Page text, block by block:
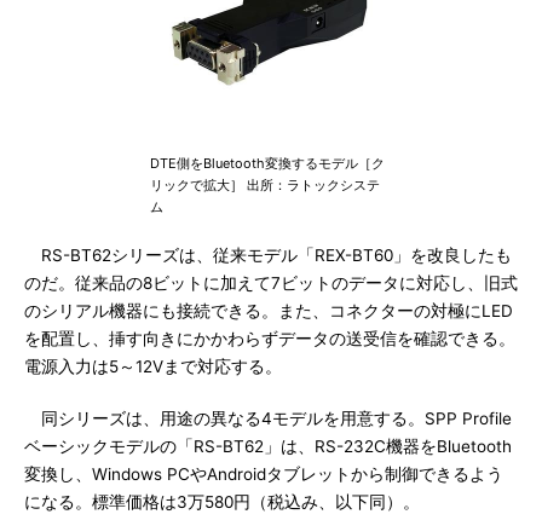
DTE側をBluetooth変換するモデル［ク
リックで拡大］ 出所：ラトックシステ
ム
RS-BT62シリーズは、従来モデル「REX-BT60」を改良したも
のだ。従来品の8ビットに加えて7ビットのデータに対応し、旧式
のシリアル機器にも接続できる。また、コネクターの対極にLED
を配置し、挿す向きにかかわらずデータの送受信を確認できる。
電源入力は5～12Vまで対応する。
同シリーズは、用途の異なる4モデルを用意する。SPP Profile
ベーシックモデルの「RS-BT62」は、RS-232C機器をBluetooth
変換し、Windows PCやAndroidタブレットから制御できるよう
になる。標準価格は3万580円（税込み、以下同）。